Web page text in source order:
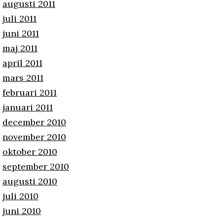
augusti 2011
juli 2011
juni 2011
maj 2011
april 2011
mars 2011
februari 2011
januari 2011
december 2010
november 2010
oktober 2010
september 2010
augusti 2010
juli 2010
juni 2010